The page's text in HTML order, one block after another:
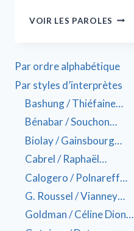
VOIR LES PAROLES
Par ordre alphabétique
Par styles d’interprètes
Bashung / Thiéfaine…
Bénabar / Souchon…
Biolay / Gainsbourg…
Cabrel / Raphaël…
Calogero / Polnareff…
G. Roussel / Vianney…
Goldman / Céline Dion…